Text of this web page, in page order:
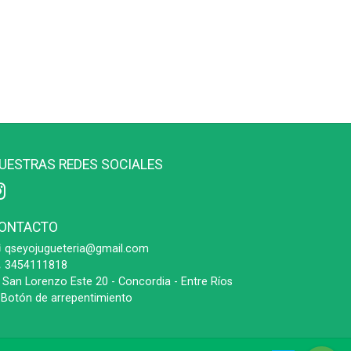
REDES SOCIALES
qseyojugueteria@gmail.com
3454111818
San Lorenzo Este 20 - Concordia - Entre Ríos
de arrepentimiento